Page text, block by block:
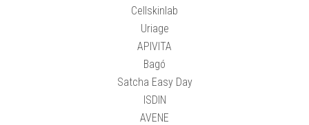
Cellskinlab
Uriage
APIVITA
Bagó
Satcha Easy Day
ISDIN
AVENE